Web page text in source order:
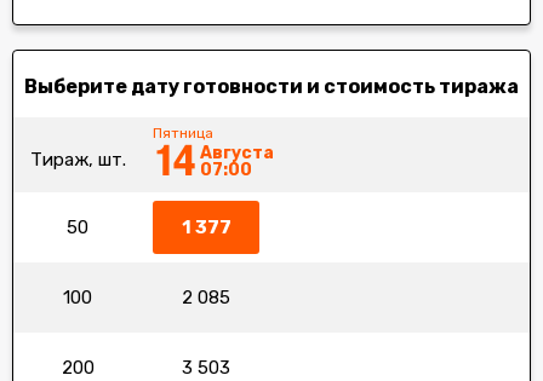
Выберите дату готовности и стоимость тиража
Тираж, шт.
Пятница
14 Августа
07:00
50 1 377
100 2 085
200 3 503